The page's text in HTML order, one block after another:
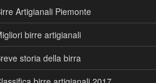
Artigianali Piemonte
birre artigianali
storia della birra